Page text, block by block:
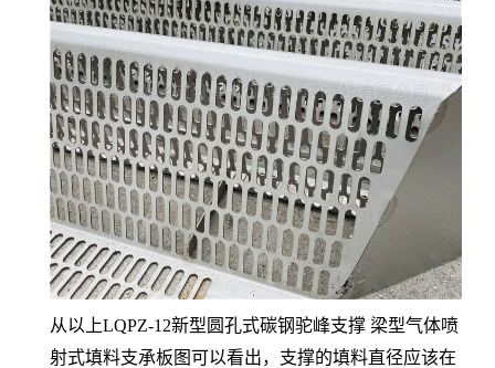
从以上LQPZ-12新型圆孔式碳钢驼峰支撑 梁型气体喷
射式填料支承板 图可以看出，支撑的填料直径应该在